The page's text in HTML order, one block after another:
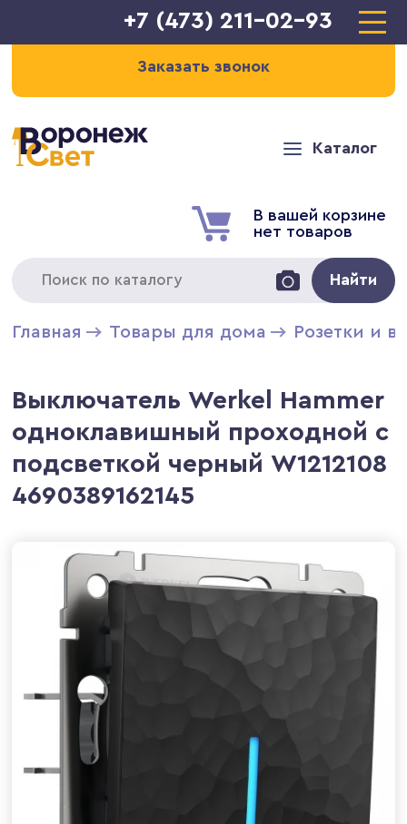
+7 (473) 211-02-93
Заказать звонок
Каталог
В вашей корзине
нет товаров
Найти
Главная Товары для дома Розетки и
Выключатель Werkel Hammer
одноклавишный проходной с
подсветкой черный W1212108
4690389162145